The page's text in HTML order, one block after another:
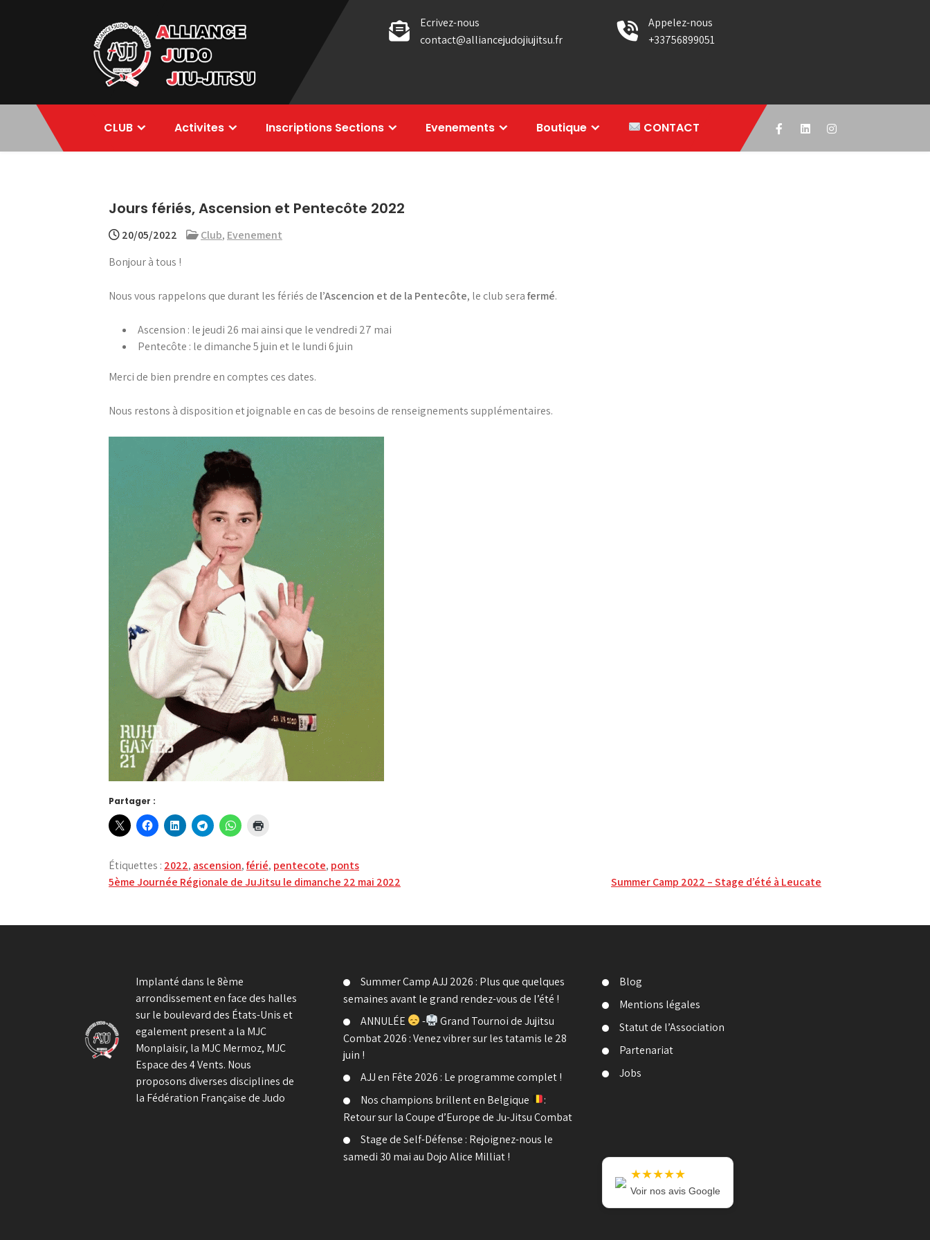
Alliance Judo
Jiu-jitsu
Ecrivez-nous
contact@alliancejudojiujitsu.fr
Appelez-nous
+33756899051
CLUB Activites Inscriptions Sections Evenements Boutique CONTACT
Jours fériés, Ascension et Pentecôte 2022
20/05/2022 Club, Evenement
Bonjour à tous !
Nous vous rappelons que durant les fériés de l’Ascencion et de la Pentecôte, le club serafermé.
Ascension : le jeudi 26 mai ainsi que le vendredi 27 mai
Pentecôte : le dimanche 5 juin et le lundi 6 juin
Merci de bien prendre en comptes ces dates.
Nous restons à disposition et joignable en cas de besoins de renseignements supplémentaires.
Partager :
Étiquettes : 2022, ascension,férié, pentecote, ponts
Navigation
5ème Journée Régionale de JuJitsu le dimanche 22 mai 2022 Summer Camp 2022 – Stage d’été à Leucate
Implanté dans le 8ème
arrondissement en face des halles
sur le boulevard des États-Unis et
egalement present a la MJC
Monplaisir, la MJC Mermoz, MJC
Espace des 4 Vents. Nous
proposons diverses disciplines de
la Fédération Française de Judo
Summer Camp AJJ 2026 : Plus que quelques
semaines avant le grand rendez-vous de l’été !
ANNULÉE
-
Grand Tournoi de Jujitsu
Combat 2026 : Venez vibrer sur les tatamis le 28
juin !
AJJ en Fête 2026 : Le programme complet !
Nos champions brillent en Belgique
:
Retour sur la Coupe d’Europe de Ju-Jitsu Combat
Stage de Self-Défense : Rejoignez-nous le
samedi 30 mai au Dojo Alice Milliat !
Blog
Mentions légales
Statut de l’Association
Partenariat
Jobs
★★★★★
Voir nos avis Google